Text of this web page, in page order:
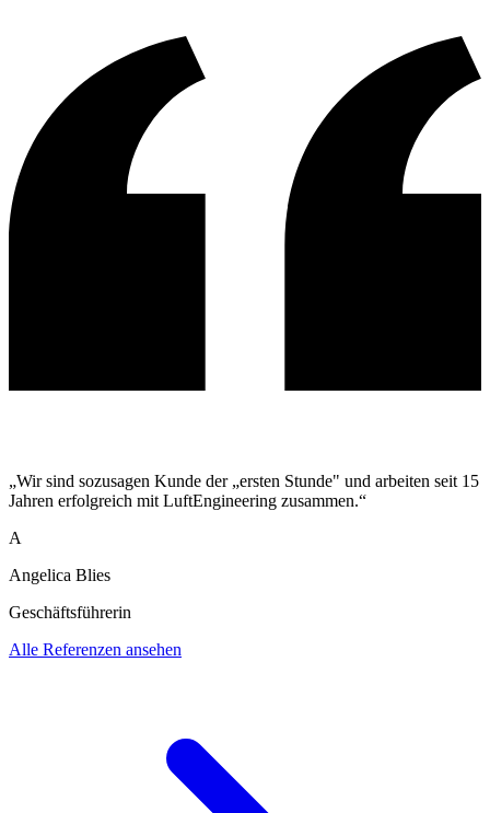
„Wir sind sozusagen Kunde der „ersten Stunde" und arbeiten seit 15
Jahren erfolgreich mit LuftEngineering zusammen.“
A
Angelica Blies
Geschäftsführerin
Alle Referenzen ansehen